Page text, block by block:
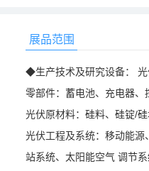
展品范围
◆生产技术及研究设备：
零部件：蓄电池、充电器
光伏原材料：硅料、硅锭/
光伏工程及系统：移动能
站系统、太阳能空气 调节